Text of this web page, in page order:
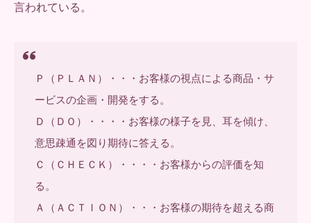
言われている。
Ｐ（ＰＬＡＮ）・・・お客様の視点による商品・サ
ービスの企画・開発をする。
Ｄ（ＤＯ）・・・・お客様の様子を見、耳を傾け、
意思疎通を図り期待に答える。
Ｃ（ＣＨＥＣＫ）・・・・お客様からの評価を知
る。
Ａ（ＡＣＴＩＯＮ）・・・お客様の期待を超える商